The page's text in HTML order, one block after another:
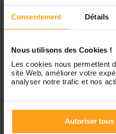
Consentement Détails
Nous utilisons des Cookies !
Les cookies nous permettent
site Web, améliorer votre
analyser notre trafic et nos
Autoriser tous
Ces profils